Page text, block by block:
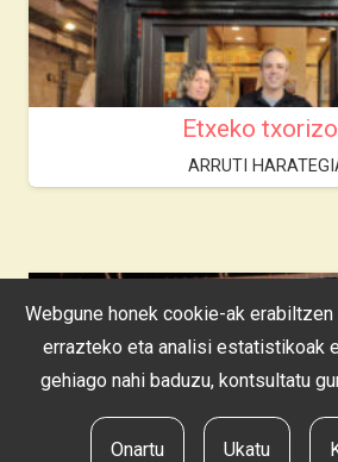
Etxeko
ARRUTI
Webgune honek cookie-ak
errazteko eta analisi estatistikoak
gehiago nahi baduzu, kontsultatu
Onartu Ukatu